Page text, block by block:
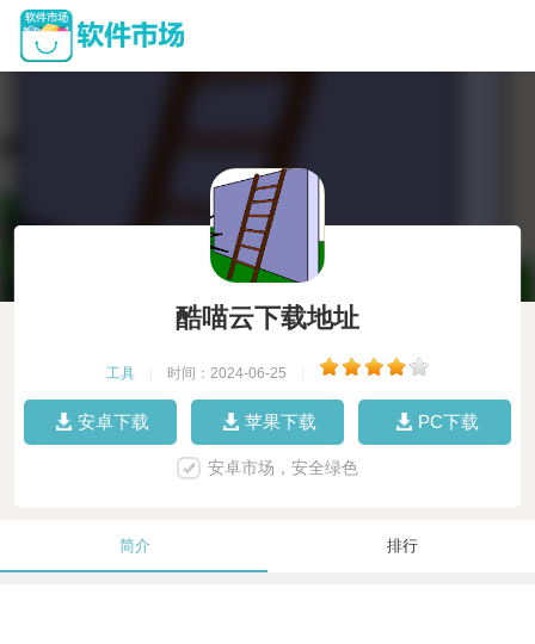
酷喵云下载地址
工具 时间：2024-06-25
安卓下载 苹果下载 PC下载
安卓市场，安全绿色
简介 排行